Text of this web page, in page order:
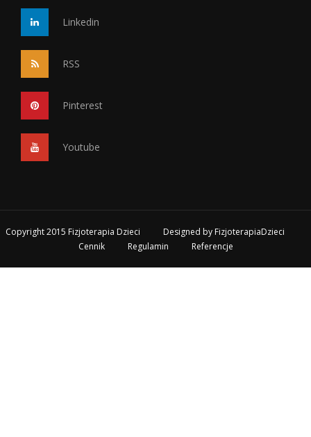
Linkedin
RSS
Pinterest
Youtube
Copyright 2015 Fizjoterapia Dzieci Designed by FizjoterapiaDzieci
Cennik
Regulamin Referencje